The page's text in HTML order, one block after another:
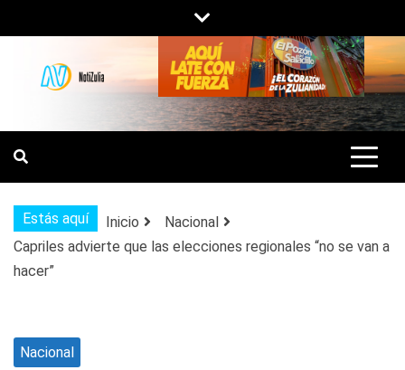
al
contenido
NOTIZULIA
NOTICIAS DEL ZULIA, VENEZUELA Y
DE INTERÉS GENERAL.
Estás aquí Inicio
Nacional
Capriles advierte que las elecciones regionales “no se van a
hacer”
Nacional